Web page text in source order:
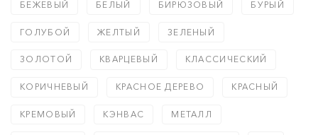
БЕЖЕВЫЙ БЕЛЫЙ БИРЮЗОВЫЙ БУРЫЙ
ГОЛУБОЙ ЖЕЛТЫЙ ЗЕЛЕНЫЙ
ЗОЛОТОЙ КВАРЦЕВЫЙ КЛАССИЧЕСКИЙ
КОРИЧНЕВЫЙ КРАСНОЕ ДЕРЕВО КРАСНЫЙ
КРЕМОВЫЙ КЭНВАС МЕТАЛЛ